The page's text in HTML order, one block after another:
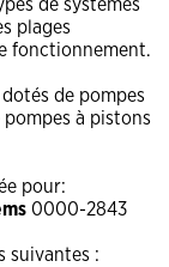
de systèmes
plages
fonctionnement.
dotés de pompes
à pistons
pour:
0000-2843
suivantes :